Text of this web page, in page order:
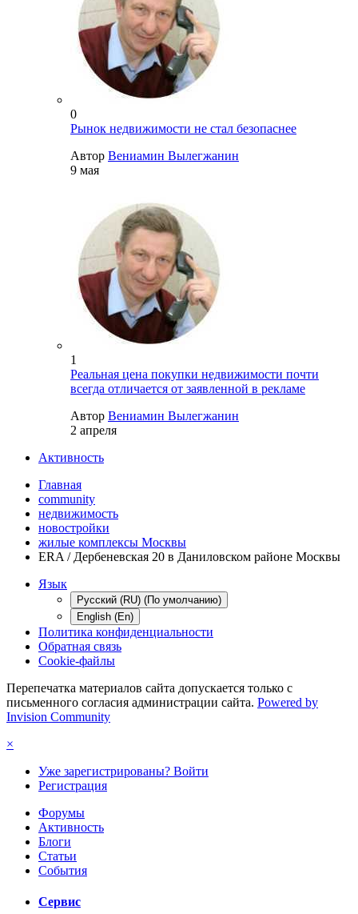
0
Рынок недвижимости не стал безопаснее
Автор Вениамин Вылегжанин
9 мая
1
Реальная цена покупки недвижимости почти
всегда отличается от заявленной в рекламе
Автор Вениамин Вылегжанин
2 апреля
Активность
Главная
community
недвижимость
новостройки
жилые комплексы Москвы
ERA / Дербеневская 20 в Даниловском районе Москвы
Язык
Русский (RU) (По умолчанию)
English (En)
Политика конфиденциальности
Обратная связь
Cookie-файлы
Перепечатка материалов сайта допускается только с
письменного согласия администрации сайта. Powered by
Invision Community
×
Уже зарегистрированы? Войти
Регистрация
Форумы
Активность
Блоги
Статьи
События
Сервис